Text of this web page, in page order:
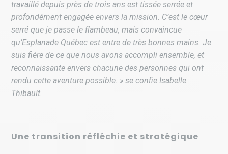
travaillé depuis près de trois ans est tissée serrée et
profondément engagée envers la mission. C’est le cœur
serré que je passe le flambeau, mais convaincue
qu’Esplanade Québec est entre de très bonnes mains. Je
suis fière de ce que nous avons accompli ensemble, et
reconnaissante envers chacune des personnes qui ont
rendu cette aventure possible. » se confie Isabelle
Thibault.
Une transition réfléchie et stratégique